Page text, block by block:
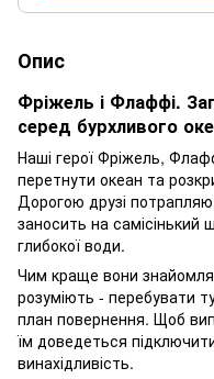
Опис
Фріжель і Флаффі.
серед бурхливого
Наші герої Фріжель,
перетнути океан та
Дорогою друзі
заносить на самісінький
глибокої води.
Чим краще вони
розуміють - перебувати
план повернення. Щоб
їм доведеться
винахідливість.